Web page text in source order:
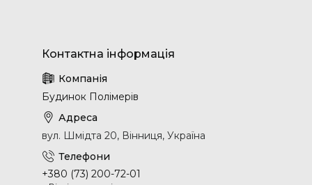
Будинок Полімерів
вул. Шмідта 20, Вінниця, Україна
+380 (73) 200-72-01